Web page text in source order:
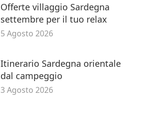
Offerte villaggio Sardegna
settembre per il tuo relax
5 Agosto 2026
Itinerario Sardegna orientale
dal campeggio
3 Agosto 2026